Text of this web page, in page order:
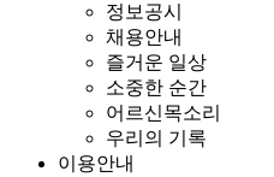
정보공시
채용안내
즐거운 일상
소중한 순간
어르신목소리
우리의 기록
이용안내